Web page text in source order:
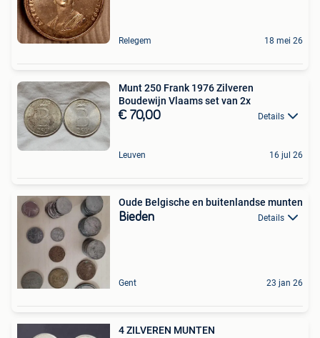
Relegem 18 mei 26
Munt 250 Frank 1976 Zilveren
Boudewijn Vlaams set van 2x
€ 70,00 Details
Leuven 16 jul 26
Oude Belgische en buitenlandse munten
Bieden Details
Gent 23 jan 26
4 ZILVEREN MUNTEN